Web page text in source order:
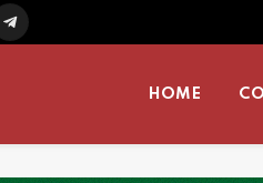
Telegram
HOME